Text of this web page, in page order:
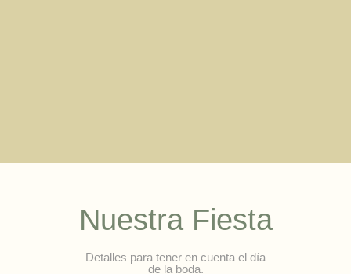
Nuestra Fiesta
Detalles para tener en cuenta el día
de la boda.